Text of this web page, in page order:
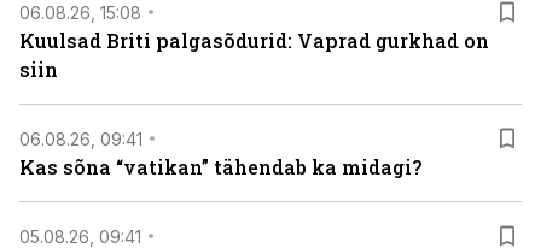
06.08.26, 15:08
Kuulsad Briti palgasõdurid: Vaprad gurkhad on
siin
06.08.26, 09:41
Kas sõna “vatikan” tähendab ka midagi?
05.08.26, 09:41